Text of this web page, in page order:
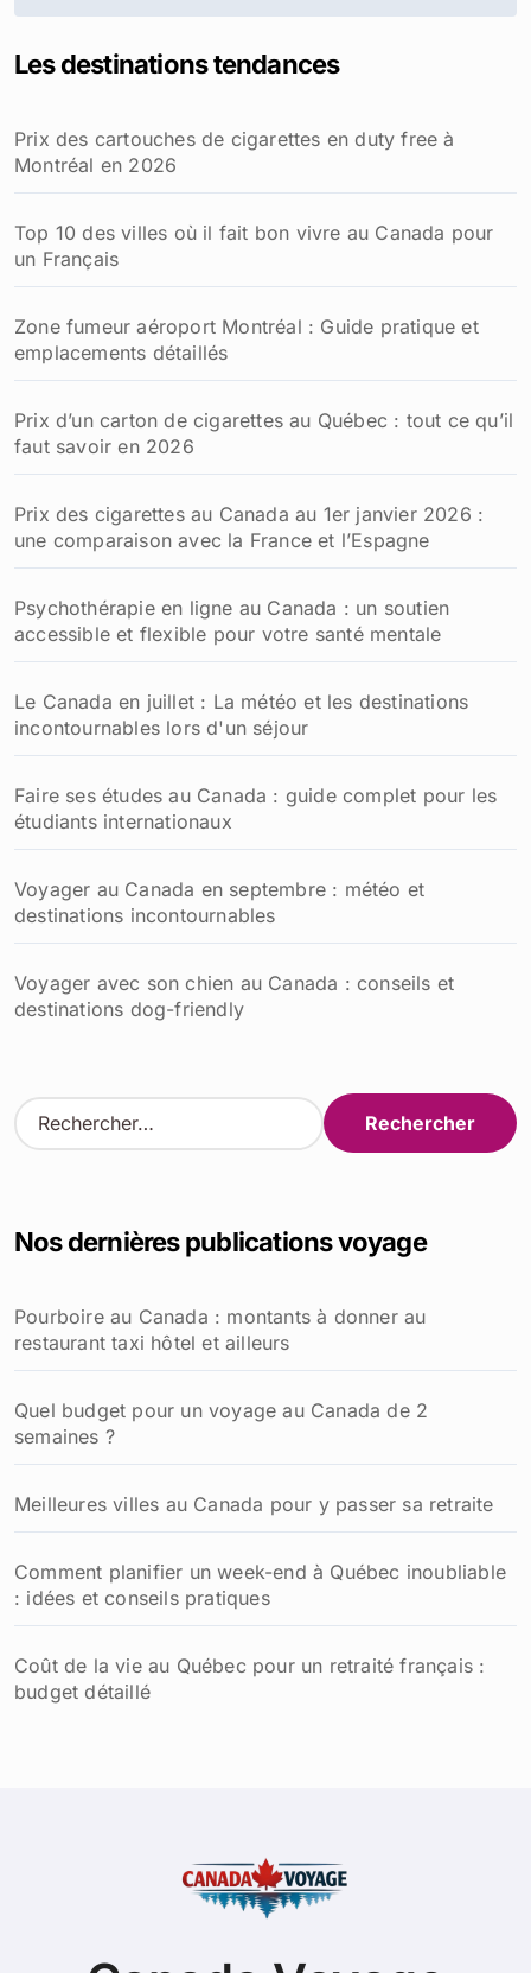
Les destinations tendances
Prix des cartouches de cigarettes en duty free à
Montréal en 2026
Top 10 des villes où il fait bon vivre au Canada pour
un Français
Zone fumeur aéroport Montréal : Guide pratique et
emplacements détaillés
Prix d’un carton de cigarettes au Québec : tout ce qu’il
faut savoir en 2026
Prix des cigarettes au Canada au 1er janvier 2026 :
une comparaison avec la France et l’Espagne
Psychothérapie en ligne au Canada : un soutien
accessible et flexible pour votre santé mentale
Le Canada en juillet : La météo et les destinations
incontournables lors d'un séjour
Faire ses études au Canada : guide complet pour les
étudiants internationaux
Voyager au Canada en septembre : météo et
destinations incontournables
Voyager avec son chien au Canada : conseils et
destinations dog-friendly
R
e
r
e
r
Nos dernières publications voyage
Pourboire au Canada : montants à donner au
restaurant taxi hôtel et ailleurs
Quel budget pour un voyage au Canada de 2
semaines ?
Meilleures villes au Canada pour y passer sa retraite
Comment planifier un week-end à Québec inoubliable
: idées et conseils pratiques
Coût de la vie au Québec pour un retraité français :
budget détaillé